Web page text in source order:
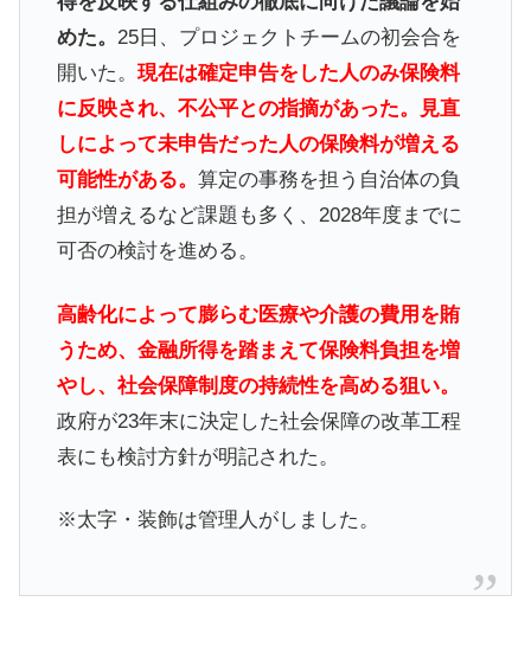
めた。 25日、プロジェクトチームの初会合を
開いた。 現在は確定申告をした人のみ保険料
に反映され、不公平との指摘があった。見直
しによって未申告だった人の保険料が増える
可能性がある。 算定の事務を担う自治体の負
担が増えるなど課題も多く、2028年度までに
可否の検討を進める。
高齢化によって膨らむ医療や介護の費用を賄
うため、金融所得を踏まえて保険料負担を増
やし、社会保障制度の持続性を高める狙い。
政府が23年末に決定した社会保障の改革工程
表にも検討方針が明記された。
※太字・装飾は管理人がしました。